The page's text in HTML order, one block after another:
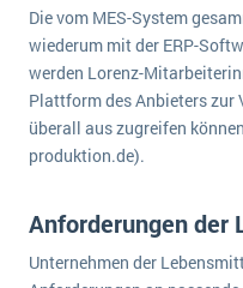
Die vom MES-System
wiederum mit der ERP-
werden Lorenz-
Plattform des Anbieters zur
überall aus zugreifen
produktion.de).
Anforderungen der
Unternehmen der